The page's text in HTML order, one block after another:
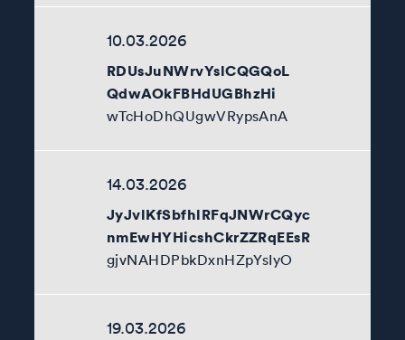
10.03.2026
RDUsJuNWrvYslCQGQoL
QdwAOkFBHdUGBhzHi
wTcHoDhQUgwVRypsAnA
14.03.2026
JyJvlKfSbfhlRFqJNWrCQyc
nmEwHYHicshCkrZZRqEEsR
gjvNAHDPbkDxnHZpYsIyO
19.03.2026